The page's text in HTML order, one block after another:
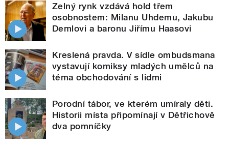
Zelný rynk vzdává hold třem
osobnostem: Milanu Uhdemu, Jakubu
Demlovi a baronu Jiřímu Haasovi
Kreslená pravda. V sídle ombudsmana
vystavují komiksy mladých umělců na
téma obchodování s lidmi
Porodní tábor, ve kterém umíraly děti.
Historii místa připomínají v Dětřichově
dva pomníčky